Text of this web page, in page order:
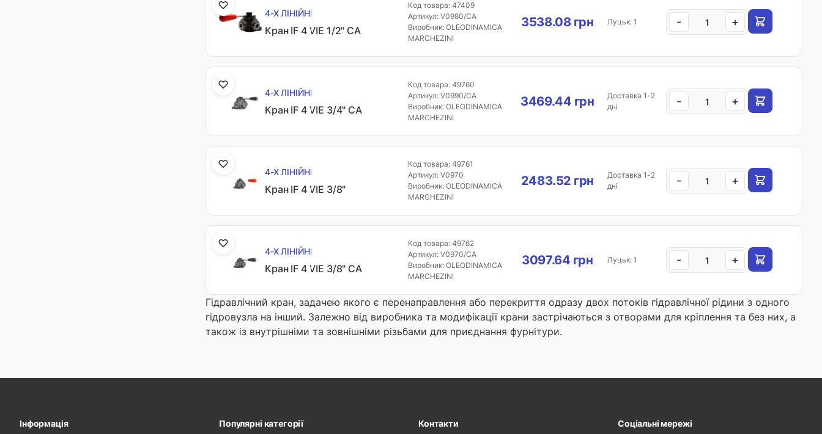
4-Х ЛІНІЙНІ
Кран IF 4 VIE 1/2" CA
Код товара: 47409
Артикул: V0980/CA
Виробник: OLEODINAMICA
MARCHEZINI
3538.08 грн Луцьк: 1 - +
4-Х ЛІНІЙНІ
Кран IF 4 VIE 3/4" CA
Код товара: 49760
Артикул: V0990/CA
Виробник: OLEODINAMICA
MARCHEZINI
3469.44 грн
Доставка 1-2
дні
- +
4-Х ЛІНІЙНІ
Кран IF 4 VIE 3/8"
Код товара: 49761
Артикул: V0970
Виробник: OLEODINAMICA
MARCHEZINI
2483.52 грн
Доставка 1-2
дні
- +
4-Х ЛІНІЙНІ
Кран IF 4 VIE 3/8" CA
Код товара: 49762
Артикул: V0970/CA
Виробник: OLEODINAMICA
MARCHEZINI
3097.64 грн Луцьк: 1 - +
Гідравлічний кран, задачею якого є перенаправлення або перекриття одразу двох потоків гідравлічної рідини з одного
гідровузла на інший. Залежно від виробника та модифікації крани застрічаються з отворами для кріплення та без них, а
також із внутрішніми та зовнішніми різьбами для приєднання фурнітури.
Інформація Популярні категорії Контакти Соціальні мережі